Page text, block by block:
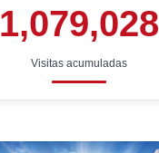
1,079,028
Visitas acumuladas